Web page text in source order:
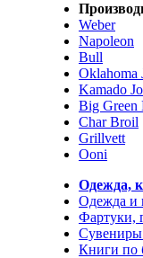
Weber
Napoleon
Bull
Oklahoma
Kamado
Big Green
Char Broil
Grillvett
Ooni
Одежда,
Одежда и
Фартуки,
Сувениры
Книги по